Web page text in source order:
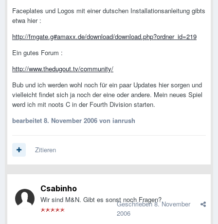
Faceplates und Logos mit einer dutschen Installationsanleitung gibts
etwa hier :
http://fmgate.g#amaxx.de/download/download.php?ordner_id=219
Ein gutes Forum :
http://www.thedugout.tv/community/
Bub und ich werden wohl noch für ein paar Updates hier sorgen und
vielleicht findet sich ja noch der eine oder andere. Mein neues Spiel
werd ich mit noots C in der Fourth Division starten.
bearbeitet 8. November 2006 von ianrush
Zitieren
Csabinho
Wir sind M&N. Gibt es sonst noch Fragen?
Geschrieben8. November
2006